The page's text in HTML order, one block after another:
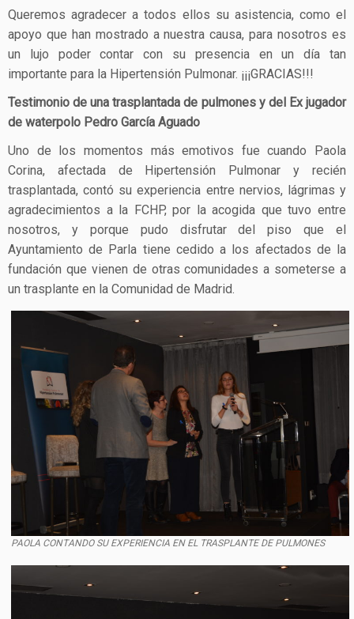
Queremos agradecer a todos ellos su asistencia, como el
apoyo que han mostrado a nuestra causa, para nosotros es
un lujo poder contar con su presencia en un día tan
importante para la Hipertensión Pulmonar. ¡¡¡GRACIAS!!!
Testimonio de una trasplantada de pulmones y del Ex jugador
de waterpolo Pedro García Aguado
Uno de los momentos más emotivos fue cuando Paola
Corina, afectada de Hipertensión Pulmonar y recién
trasplantada, contó su experiencia entre nervios, lágrimas y
agradecimientos a la FCHP, por la acogida que tuvo entre
nosotros, y porque pudo disfrutar del piso que el
Ayuntamiento de Parla tiene cedido a los afectados de la
fundación que vienen de otras comunidades a someterse a
un trasplante en la Comunidad de Madrid.
PAOLA CONTANDO SU EXPERIENCIA EN EL TRASPLANTE DE PULMONES